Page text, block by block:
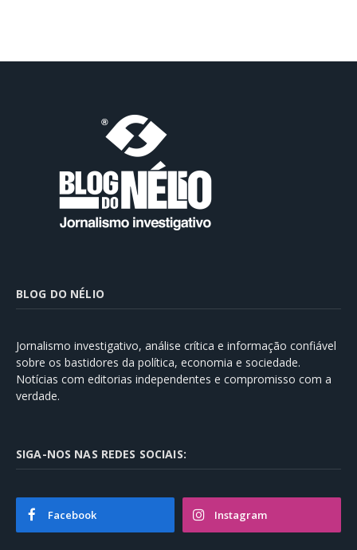
BLOG DO NÉLIO
Jornalismo investigativo, análise crítica e informação confiável
sobre os bastidores da política, economia e sociedade.
Notícias com editorias independentes e compromisso com a
verdade.
SIGA-NOS NAS REDES SOCIAIS:
Facebook Instagram